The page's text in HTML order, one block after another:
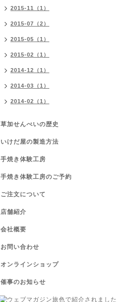
2015-11（1）
2015-07（2）
2015-05（1）
2015-02（1）
2014-12（1）
2014-03（1）
2014-02（1）
草加せんべいの歴史
いけだ屋の製造方法
手焼き体験工房
手焼き体験工房のご予約
ご注文について
店舗紹介
会社概要
お問い合わせ
オンラインショップ
催事のお知らせ